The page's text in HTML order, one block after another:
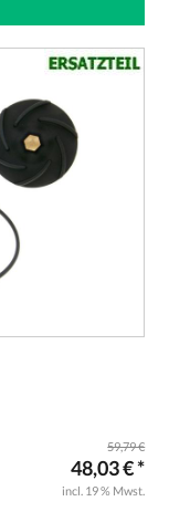
59,79 €
48,03 € *
incl. 19 % Mwst.